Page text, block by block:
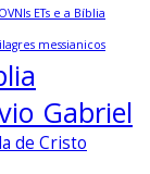
ETs e a Bíblia
messianicos
Gabriel
de Cristo